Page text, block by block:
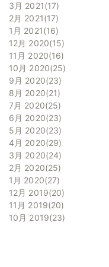
3月 2021 17
2月 2021 17
1月 2021 16
12月 2020 15
11月 2020 16
10月 2020 25
9月 2020 23
8月 2020 21
7月 2020 25
6月 2020 23
5月 2020 23
4月 2020 29
3月 2020 24
2月 2020 25
1月 2020 27
12月 2019 20
11月 2019 20
10月 2019 23